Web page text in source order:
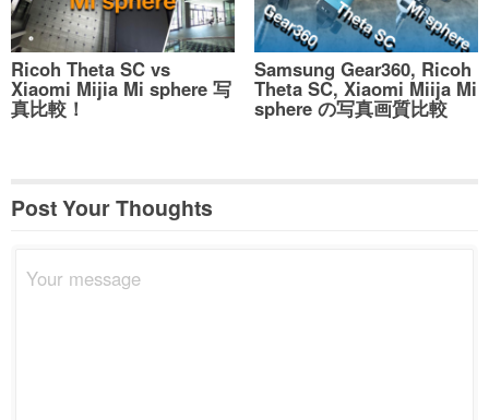
Ricoh Theta SC vs
Xiaomi Mijia Mi sphere 写
真比較！
Samsung Gear360, Ricoh
Theta SC, Xiaomi Miija Mi
sphere の写真画質比較
Post Your Thoughts